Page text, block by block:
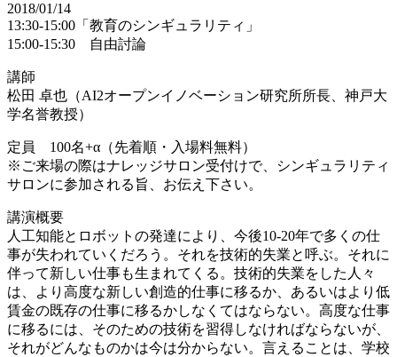
2018/01/14
13:30-15:00「教育のシンギュラリティ」
15:00-15:30 自由討論
講師
松田 卓也（AI2オープンイノベーション研究所所長、神戸大
学名誉教授）
定員 100名+α（先着順・入場料無料）
※ご来場の際はナレッジサロン受付けで、シンギュラリティ
サロンに参加される旨、お伝え下さい。
講演概要
人工知能とロボットの発達により、今後10-20年で多くの仕
事が失われていくだろう。それを技術的失業と呼ぶ。それに
伴って新しい仕事も生まれてくる。技術的失業をした人々
は、より高度な新しい創造的仕事に移るか、あるいはより低
賃金の既存の仕事に移るかしなくてはならない。高度な仕事
に移るには、そのための技術を習得しなければならないが、
それがどんなものかは今は分からない。言えることは、学校